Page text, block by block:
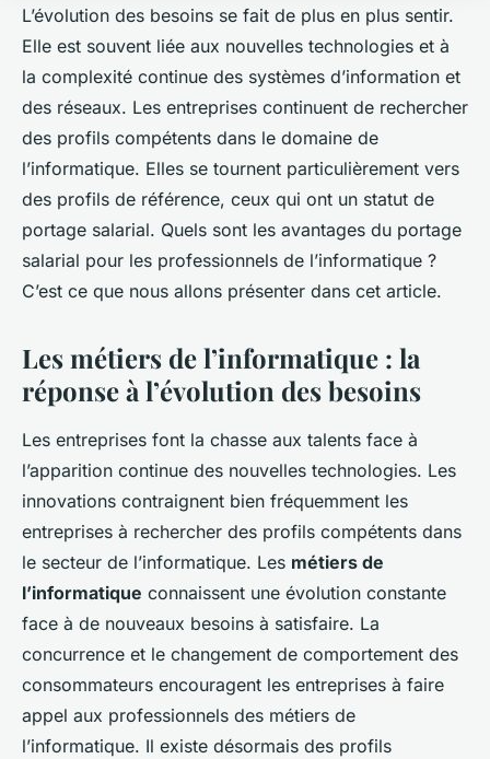
L’évolution des besoins se fait de plus en plus sentir.
Elle est souvent liée aux nouvelles technologies et à
la complexité continue des systèmes d’information et
des réseaux. Les entreprises continuent de rechercher
des profils compétents dans le domaine de
l’informatique. Elles se tournent particulièrement vers
des profils de référence, ceux qui ont un statut de
portage salarial. Quels sont les avantages du portage
salarial pour les professionnels de l’informatique ?
C’est ce que nous allons présenter dans cet article.
Les métiers de l’informatique : la
réponse à l’évolution des besoins
Les entreprises font la chasse aux talents face à
l’apparition continue des nouvelles technologies. Les
innovations contraignent bien fréquemment les
entreprises à rechercher des profils compétents dans
le secteur de l’informatique. Les métiers de
l’informatique connaissent une évolution constante
face à de nouveaux besoins à satisfaire. La
concurrence et le changement de comportement des
consommateurs encouragent les entreprises à faire
appel aux professionnels des métiers de
l’informatique. Il existe désormais des profils